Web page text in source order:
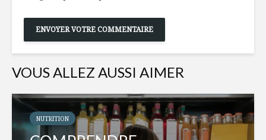
VOUS ALLEZ AUSSI AIMER
NUTRITION